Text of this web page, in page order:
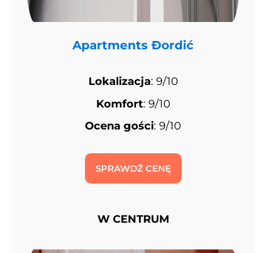
Apartments Đordić
Lokalizacja: 9/10
Komfort: 9/10
Ocena gości: 9/10
SPRAWDŹ CENĘ
W CENTRUM